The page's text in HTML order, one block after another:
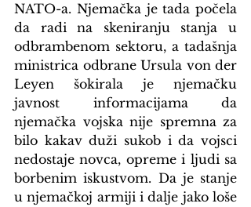
NATO-a. Njemačka je tada počela
da radi na skeniranju stanja u
odbrambenom sektoru, a tadašnja
ministrica odbrane Ursula von der
Leyen šokirala je njemačku
javnost informacijama da
njemačka vojska nije spremna za
bilo kakav duži sukob i da vojsci
nedostaje novca, opreme i ljudi sa
borbenim iskustvom. Da je stanje
u njemačkoj armiji i dalje jako loše